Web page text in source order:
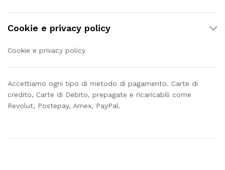
Cookie e privacy policy
Cookie e privacy policy
Accettiamo ogni tipo di metodo di pagamento. Carte di
credito, Carte di Debito, prepagate e ricaricabili come
Revolut, Postepay, Amex, PayPal.